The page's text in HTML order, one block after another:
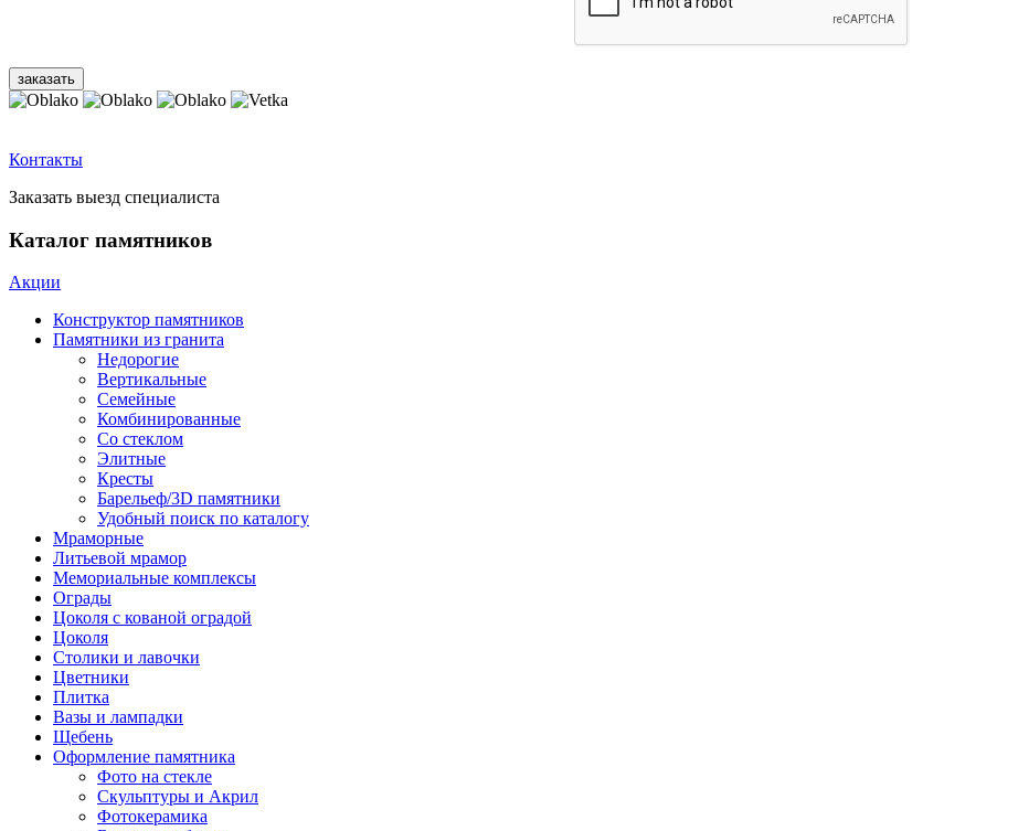
Контакты
Заказать выезд специалиста
Каталог памятников
Акции
Конструктор памятников
Памятники из гранита
Недорогие
Вертикальные
Семейные
Комбинированные
Со стеклом
Элитные
Кресты
Барельеф/3D памятники
Удобный поиск по каталогу
Мраморные
Литьевой мрамор
Мемориальные комплексы
Ограды
Цоколя с кованой оградой
Цоколя
Столики и лавочки
Цветники
Плитка
Вазы и лампадки
Щебень
Оформление памятника
Фото на стекле
Скульптуры и Акрил
Фотокерамика